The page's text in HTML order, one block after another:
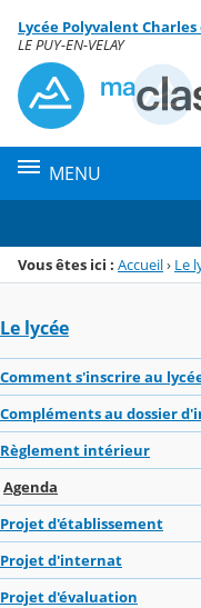
Menu de la rubrique
Contenu
Lycée Polyvalent
LE PUY-EN-VELAY
MENU
Vous êtes ici : Accueil› Le
Le lycée
Comment s'inscrire au
Compléments au dossier
Règlement intérieur
Agenda
Projet d'établissement
Projet d'internat
Projet d'évaluation